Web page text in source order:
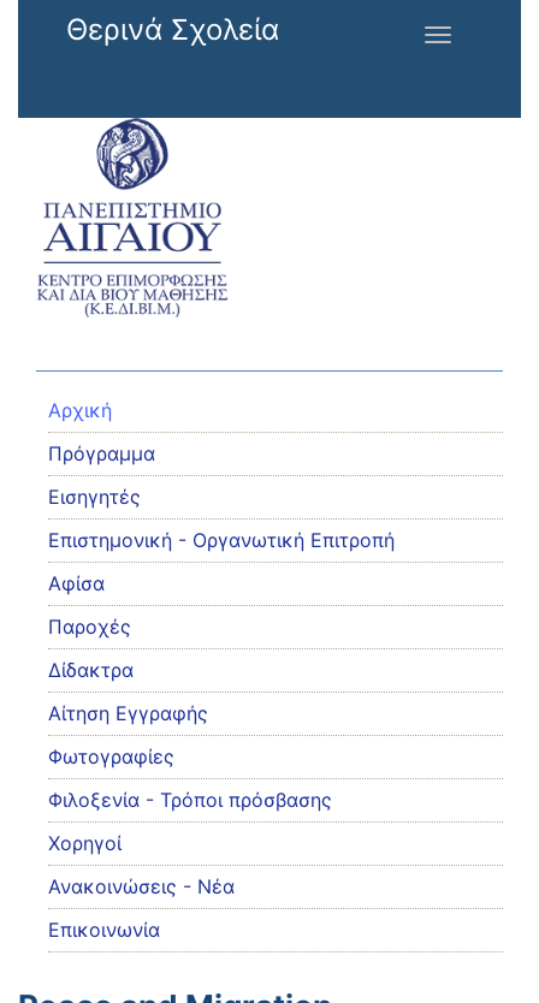
Παράκαμψη προς το κυρίως περιεχόμενο
Θερινά Σχολεία
Toggle
Αρχική
Πρόγραμμα
Εισηγητές
Eπιστημονική - Οργανωτική Επιτροπή
Αφίσα
Παροχές
Δίδακτρα
Αίτηση Εγγραφής
Φωτογραφίες
Φιλοξενία - Τρόποι πρόσβασης
Χορηγοί
Ανακοινώσεις - Νέα
Επικοινωνία